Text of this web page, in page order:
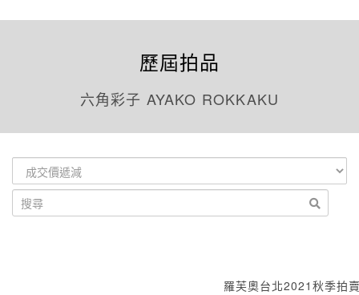
歷屆拍品
六角彩子 AYAKO ROKKAKU
羅芙奧台北2021秋季拍